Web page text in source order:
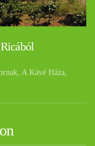
A Kávé Háza,